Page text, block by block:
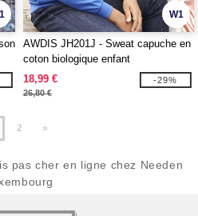
W1
AWDIS JH201J - Sweat capuche en
coton biologique enfant
18,99 €
26,80 €
-29%
2 »
pas cher en ligne chez Needen